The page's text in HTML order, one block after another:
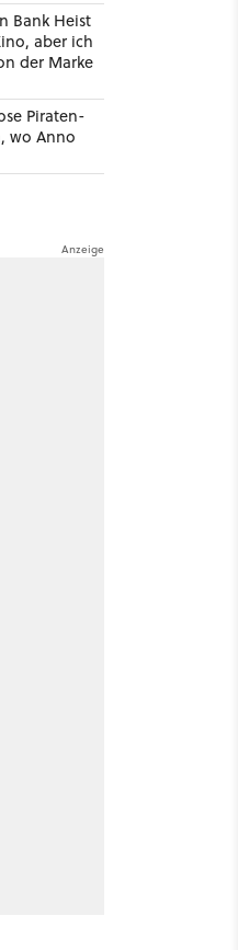
Bank Heist
aber ich
der Marke
Piraten-
wo Anno